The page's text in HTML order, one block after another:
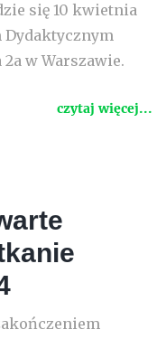
się 10 kwietnia
Dydaktycznym
w Warszawie.
czytaj więcej...